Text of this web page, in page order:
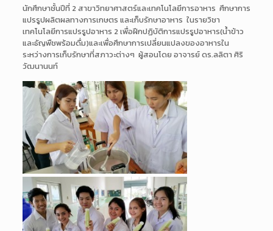
นักศึกษาชั้นปีที่ 2 สาขาวิทยาศาสตร์และเทคโนโลยีการอาหาร ศึกษาการ
แปรรูปผลิตผลทางการเกษตร และเก็บรักษาอาหาร ในรายวิชา
เทคโนโลยีการแปรรูปอาหาร 2 เพื่อฝึกปฏิบัติการแปรรูปอาหาร(น้ำข้าว
และธัญพืชพร้อมดื่ม)และเพื่อศึกษาการเปลี่ยนแปลงของอาหารใน
ระหว่างการเก็บรักษาที่สภาวะต่างๆ ผู้สอนโดย อาจารย์ ดร.ลลิตา ศิริ
วัฒนานนท์